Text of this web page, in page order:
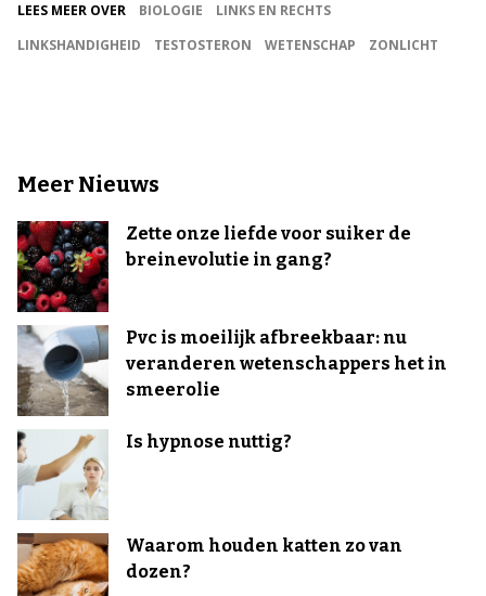
LEES MEER OVER BIOLOGIE
LINKS EN RECHTS
LINKSHANDIGHEID
TESTOSTERON WETENSCHAP ZONLICHT
Meer Nieuws
Zette onze liefde voor suiker de
breinevolutie in gang?
Pvc is moeilijk afbreekbaar: nu
veranderen wetenschappers het in
smeerolie
Is hypnose nuttig?
Waarom houden katten zo van
dozen?